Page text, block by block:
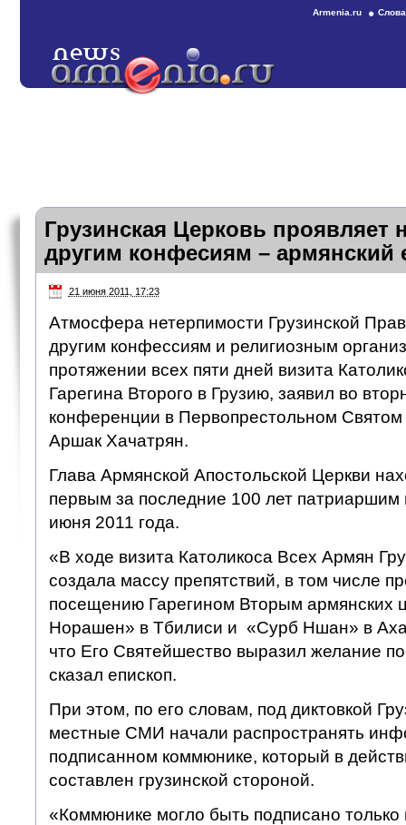
Armenia.ru
Грузинская Церковь проявляет
другим конфесиям – армянский
21 июня 2011, 17:23
Атмосфера нетерпимости Грузинской
другим конфессиям и религиозным
протяжении всех пяти дней визита
Гарегина Второго в Грузию, заявил во
конференции в Первопрестольном
Аршак Хачатрян.
Глава Армянской Апостольской Церкви
первым за последние 100 лет патриаршим
июня 2011 года.
«В ходе визита Католикоса Всех Армян
создала массу препятствий, в том числе
посещению Гарегином Вторым армянских
Норашен» в Тбилиси и «Сурб Ншан» в
что Его Святейшество выразил желание
сказал епископ.
При этом, по его словам, под диктовкой
местные СМИ начали распространять
подписанном коммюнике, который в
составлен грузинской стороной.
«Коммюнике могло быть подписано только